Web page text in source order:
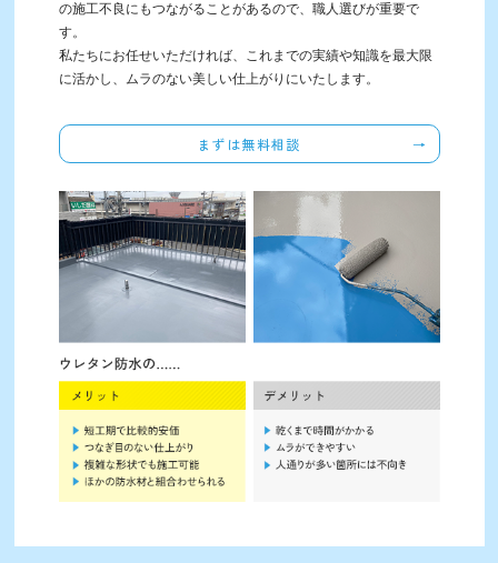
の施工不良にもつながることがあるので、職人選びが重要で
す。
私たちにお任せいただければ、これまでの実績や知識を最大限
に活かし、ムラのない美しい仕上がりにいたします。
まずは無料相談